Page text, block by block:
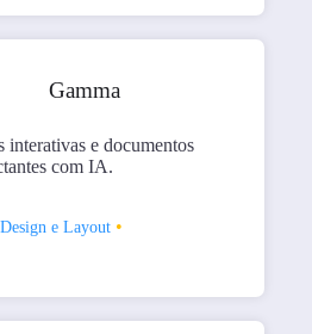
Gamma
interativas e documentos
com IA.
Design e Layout •